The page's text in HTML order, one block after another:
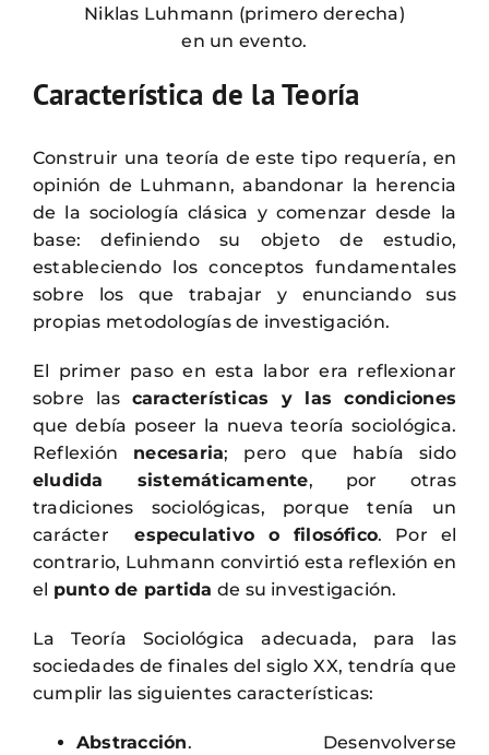
Niklas Luhmann (primero derecha)
en un evento.
Característica de la Teoría
Construir una teoría de este tipo requería, en
opinión de Luhmann, abandonar la herencia
de la sociología clásica y comenzar desde la
base: definiendo su objeto de estudio,
estableciendo los conceptos fundamentales
sobre los que trabajar y enunciando sus
propias metodologías de investigación.
El primer paso en esta labor era reflexionar
sobre las características y las condiciones
que debía poseer la nueva teoría sociológica.
Reflexión necesaria; pero que había sido
eludida sistemáticamente, por otras
tradiciones sociológicas, porque tenía un
carácterespeculativo o filosófico. Por el
contrario, Luhmann convirtió esta reflexión en
el punto de partida de su investigación.
La Teoría Sociológica adecuada, para las
sociedades de finales del siglo XX, tendría que
cumplir las siguientes características:
Abstracción. Desenvolverse